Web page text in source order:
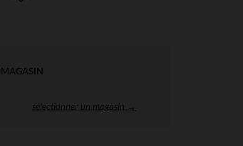
sélectionner un magasin →